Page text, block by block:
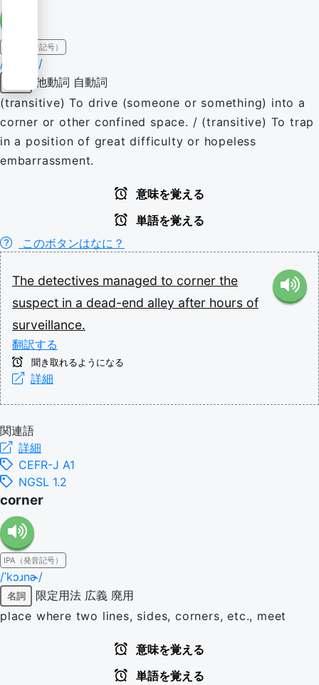
IPA（発音記号）
/ˈkɔɹnɚ/
他動詞 自動詞
(transitive) To drive (someone or something) into a
corner or other confined space. / (transitive) To trap
in a position of great difficulty or hopeless
embarrassment.
意味を覚える
単語を覚える
このボタンはなに？
The detectives managed to corner the
suspect in a dead-end alley after hours of
surveillance.
翻訳する
聞き取れるようになる
詳細
関連語
詳細
CEFR-J A1
NGSL 1.2
corner
IPA（発音記号）
/ˈkɔɹnɚ/
名詞 限定用法 広義 廃用
place where two lines, sides, corners, etc., meet
意味を覚える
単語を覚える